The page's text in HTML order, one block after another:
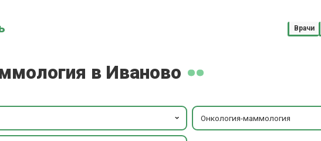
Врачи
в Иваново
Онкология-маммология